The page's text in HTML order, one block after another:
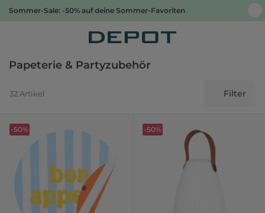
Sommer-Sale: -50% auf deine Sommer-Favoriten
Papeterie & Partyzubehör
32 Artikel Filter
-50% -50%